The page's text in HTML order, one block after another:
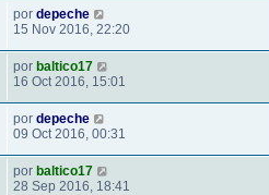
por depeche
15 Nov 2016, 22:20
por baltico17
16 Oct 2016, 15:01
por depeche
09 Oct 2016, 00:31
por baltico17
28 Sep 2016, 18:41